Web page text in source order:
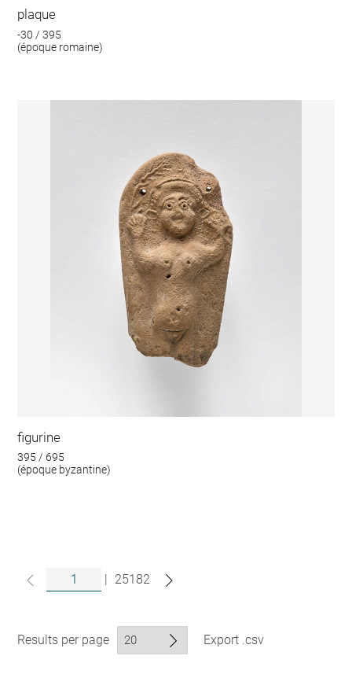
plaque
-30 / 395
(époque romaine)
figurine
395 / 695
(époque byzantine)
| 25182
Results per page Export .csv